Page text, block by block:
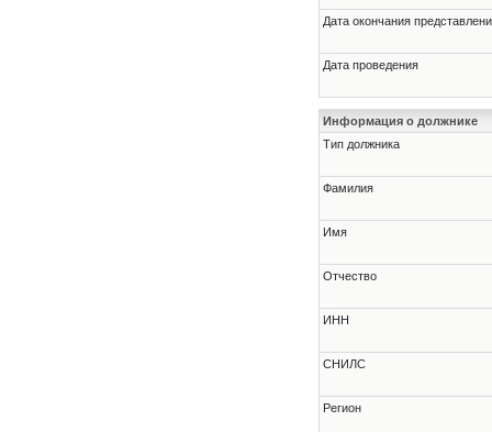
Дата окончания
Дата проведения
Информация о должнике
Тип должника
Фамилия
Имя
Отчество
ИНН
СНИЛС
Регион